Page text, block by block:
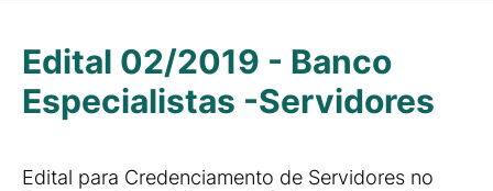
Edital 02/2019 - Banco
Especialistas -Servidores
Edital para Credenciamento de Servidores no